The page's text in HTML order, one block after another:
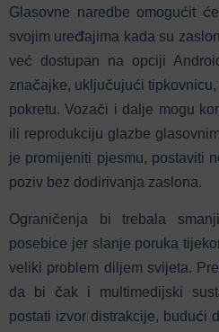
Glasovne naredbe omogućit
svojim uređajima kada su
već dostupan na opciji
značajke, uključujući
pokretu. Vozači i dalje mogu
ili reprodukciju glazbe
je promijeniti pjesmu, postaviti
poziv bez dodirivanja zaslona.
Ograničenja bi trebala
posebice jer slanje poruka
veliki problem diljem svijeta.
da bi čak i multimedijski
postati izvor distrakcije, budući